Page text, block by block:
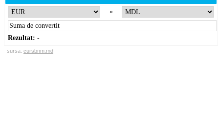
»
Rezultat: -
sursa: cursbnm.md